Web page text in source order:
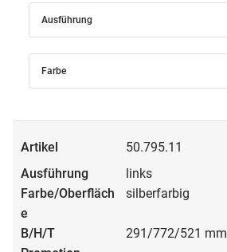
Ausführung
Farbe
50.795.11
links
silberfarbig
291/772/521 mm